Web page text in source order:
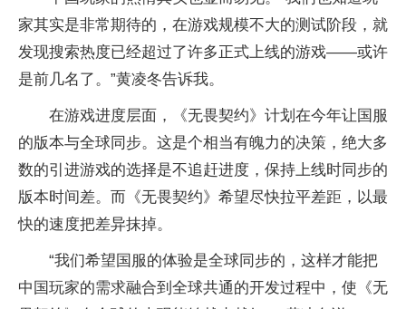
家其实是非常期待的，在游戏规模不大的测试阶段，就
发现搜索热度已经超过了许多正式上线的游戏——或许
是前几名了。”黄凌冬告诉我。
在游戏进度层面，《无畏契约》计划在今年让国服
的版本与全球同步。这是个相当有魄力的决策，绝大多
数的引进游戏的选择是不追赶进度，保持上线时同步的
版本时间差。而《无畏契约》希望尽快拉平差距，以最
快的速度把差异抹掉。
“我们希望国服的体验是全球同步的，这样才能把
中国玩家的需求融合到全球共通的开发过程中，使《无